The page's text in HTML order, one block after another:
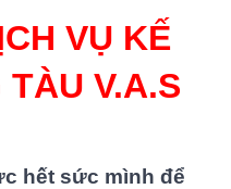
VỤ KẾ
TÀU V.A.S
hết sức mình để